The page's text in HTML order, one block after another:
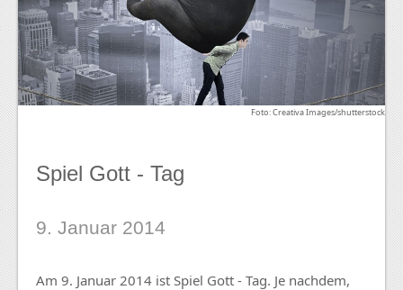
Foto: Creativa Images/shutterstock
Spiel Gott - Tag
9. Januar 2014
Am 9. Januar 2014 ist Spiel Gott - Tag. Je nachdem,